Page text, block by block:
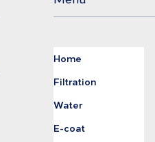
Home
Filtration
Water
E-coat